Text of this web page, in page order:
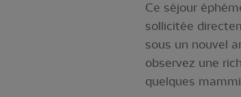
Ce séjour
sollicitée
sous un nouvel
observez une
quelques